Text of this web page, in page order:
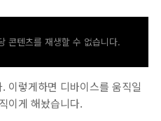
콘텐츠를 재생할 수 없습니다.
이렇게하면 디바이스를 움직일
이게 해놨습니다.